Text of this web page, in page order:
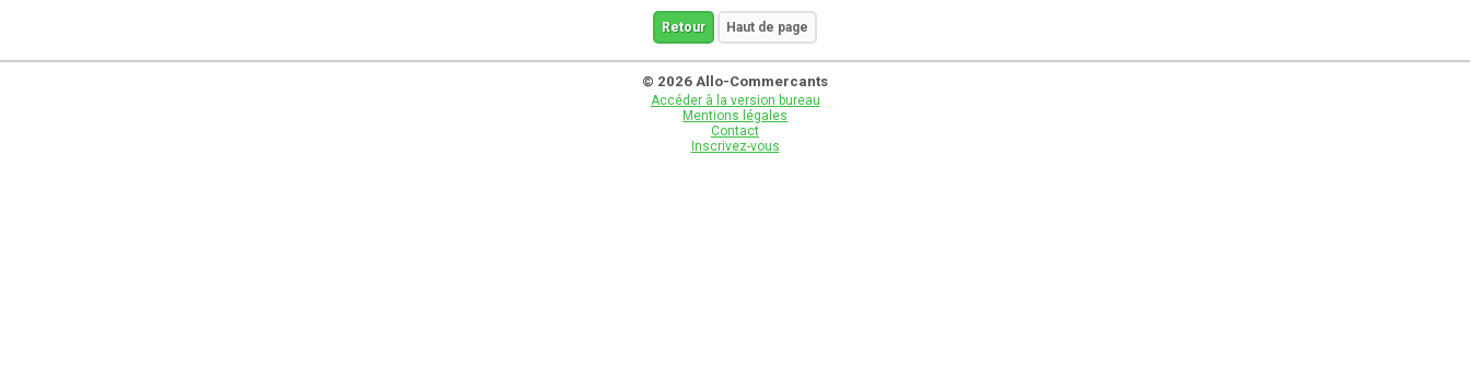
Retour Haut de page
© 2026 Allo-Commercants
Accéder à la version bureau
Mentions légales
Contact
Inscrivez-vous